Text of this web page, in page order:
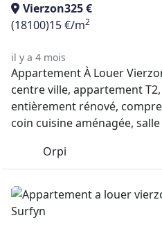
Vierzon325 €
(18100)15 €/m2
il y a 4 mois
Appartement À Louer
centre ville, appartement
entièrement rénové,
coin cuisine aménagée, salle
Orpi